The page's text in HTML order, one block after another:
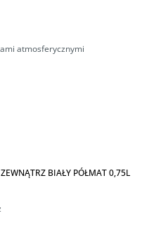
atmosferycznymi
BIAŁY PÓŁMAT 0,75L